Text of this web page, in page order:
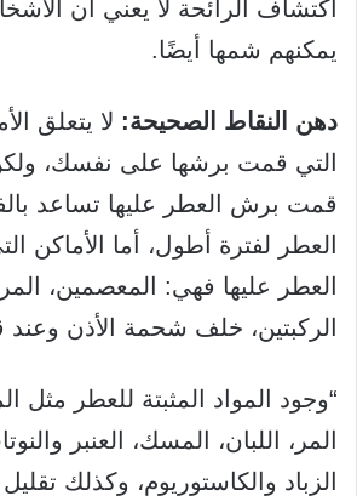
اكتشاف الرائحة لا يعني أن
يمكنهم شمها أيضًا.
دهن النقاط الصحيحة: لا يتعلق
التي قمت برشها على نفسك،
قمت برش العطر عليها تساعد
العطر لفترة أطول، أما الأماكن
العطر عليها فهي: المعصمين،
الركبتين، خلف شحمة الأذن وعند
“وجود المواد المثبتة للعطر مثل
المر، اللبان، المسك، العنبر
الزباد والكاستوريوم، وكذلك